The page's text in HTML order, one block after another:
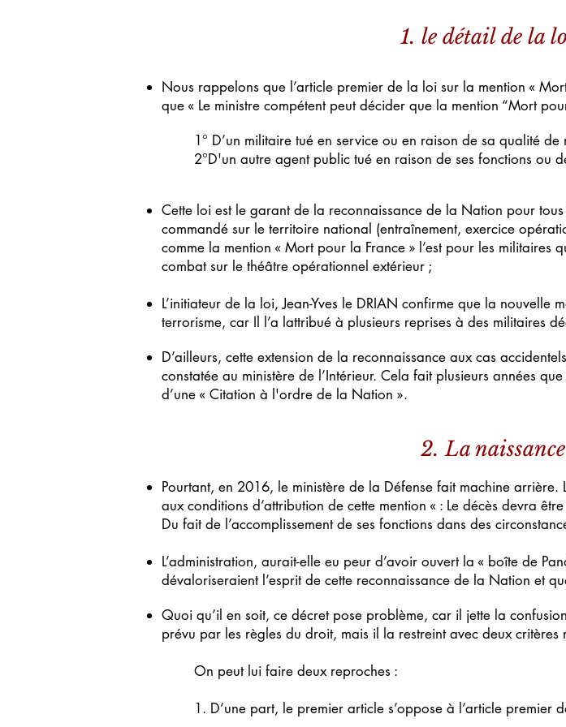
1. le détail de la
Nous rappelons que l’article premier de la loi sur la mention «
que « Le ministre compétent peut décider que la mention “Mort
1° D’un militaire tué en service ou en raison de sa qualité de
2°D'un autre agent public tué en raison de ses fonctions ou
Cette loi est le garant de la reconnaissance de la Nation pour
commandé sur le territoire national (entraînement, exercice
comme la mention « Mort pour la France » l’est pour les militaires
combat sur le théâtre opérationnel extérieur ;
L’initiateur de la loi, Jean-Yves le DRIAN confirme que la nouvelle
terrorisme, car Il l’a lattribué à plusieurs reprises à des militaires
D’ailleurs, cette extension de la reconnaissance aux cas
constatée au ministère de l’Intérieur. Cela fait plusieurs années
d’une « Citation à l'ordre de la Nation ».
2. La
Pourtant, en 2016, le ministère de la Défense fait machine
aux conditions d’attribution de cette mention « : Le décès devra
Du fait de l’accomplissement de ses fonctions dans des
L’administration, aurait-elle eu peur d’avoir ouvert la « boîte de
dévaloriseraient l’esprit de cette reconnaissance de la Nation et
Quoi qu’il en soit, ce décret pose problème, car il jette la
prévu par les règles du droit, mais il la restreint avec deux critères
On peut lui faire deux reproches :
1. D’une part, le premier article s’oppose à l’article premier